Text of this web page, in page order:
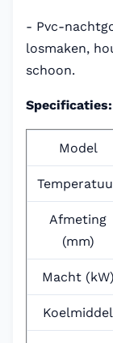
- Pvc-
losmaken,
schoon.
Specificaties:
Model
Afmeting
(mm)
Macht (kW)
Koelmiddel